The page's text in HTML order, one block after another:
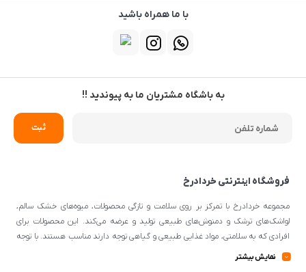
با ما همراه باشید
به باشگاه مشتریان ما به پیوندید !!
فروشگاه اینترنتی خردادرخ
مجموعه خردادرخ با تمرکز بر روی سلامت و تازگی محصولات، میوه‌های خشک سالم،
لواشک‌های ترشک و دمنوش‌های طبیعی تولید و عرضه می‌کند. این محصولات برای
افرادی که به سلامتی، مواد غذایی طبیعی و گیاهی توجه دارند مناسب هستند. با توجه
به اینکه از مواد اولیه طبیعی و کیفیتی برای تهیه محصولات استفاده می‌شود، می‌توانند
نمایش بیشتر